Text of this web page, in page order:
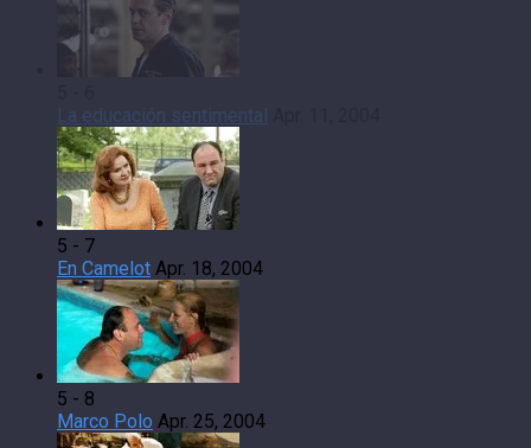
La educación sentimental
5 - 7
En Camelot Apr. 18, 2004
5 - 8
Marco Polo Apr. 25, 2004